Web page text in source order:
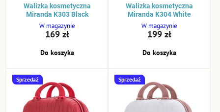
Walizka kosmetyczna
Miranda K303 Black
W magazynie
169 zł
Do koszyka
Walizka kosmetyczna
Miranda K304 White
W magazynie
199 zł
Do koszyka
Sprzedaż Sprzedaż